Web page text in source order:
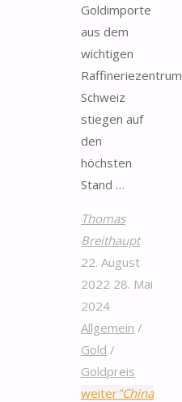
Goldimporte
aus dem
wichtigen
Raffineriezentrum
Schweiz
stiegen auf
den
höchsten
Stand …
Thomas
Breithaupt
22. August
2022 28. Mai
2024
Allgemein /
Gold /
Goldpreis
weiter"China